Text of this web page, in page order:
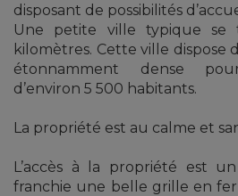
disposant de possibilités
Une petite ville typique se
kilomètres. Cette ville dispose
étonnamment dense
d’environ 5 500 habitants.
La propriété est au calme et
L’accès à la propriété est
franchie une belle grille en